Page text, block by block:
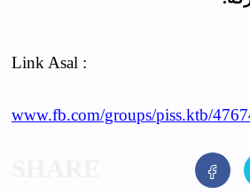
Link Asal :
www.fb.com/groups/piss.ktb/